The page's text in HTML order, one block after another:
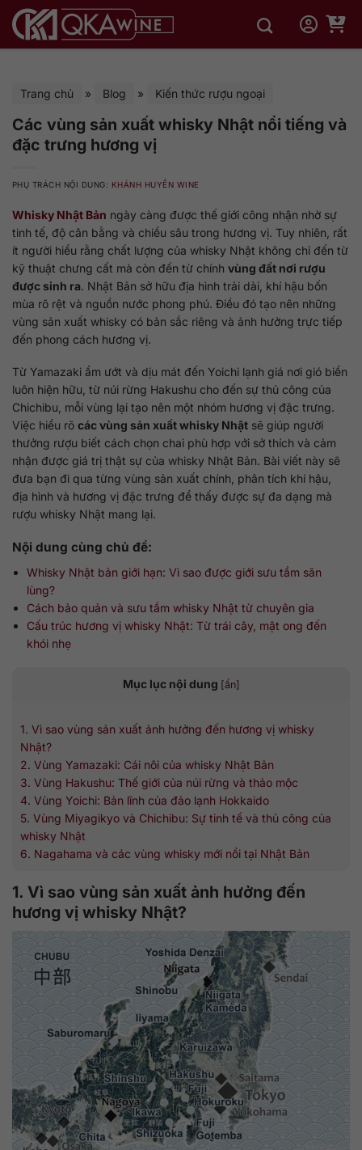
qua
Trang chủ » Blog » Kiến thức rượu ngoại
Các vùng sản xuất whisky Nhật nổi tiếng và
đặc trưng hương vị
PHỤ TRÁCH NỘI DUNG: KHÁNH HUYỀN WINE
Whisky Nhật Bản ngày càng được thế giới công nhận nhờ sự
tinh tế, độ cân bằng và chiều sâu trong hương vị. Tuy nhiên, rất
ít người hiểu rằng chất lượng của whisky Nhật không chỉ đến từ
kỹ thuật chưng cất mà còn đến từ chính vùng đất nơi rượu
được sinh ra. Nhật Bản sở hữu địa hình trải dài, khí hậu bốn
mùa rõ rệt và nguồn nước phong phú. Điều đó tạo nên những
vùng sản xuất whisky có bản sắc riêng và ảnh hưởng trực tiếp
đến phong cách hương vị.
Từ Yamazaki ẩm ướt và dịu mát đến Yoichi lạnh giá nơi gió biển
luôn hiện hữu, từ núi rừng Hakushu cho đến sự thủ công của
Chichibu, mỗi vùng lại tạo nên một nhóm hương vị đặc trưng.
Việc hiểu rõ các vùng sản xuất whisky Nhật sẽ giúp người
thưởng rượu biết cách chọn chai phù hợp với sở thích và cảm
nhận được giá trị thật sự của whisky Nhật Bản. Bài viết này sẽ
đưa bạn đi qua từng vùng sản xuất chính, phân tích khí hậu,
địa hình và hương vị đặc trưng để thấy được sự đa dạng mà
rượu whisky Nhật mang lại.
Nội dung cùng chủ đề:
Whisky Nhật bản giới hạn: Vì sao được giới sưu tầm săn
lùng?
Cách bảo quản và sưu tầm whisky Nhật từ chuyên gia
Cấu trúc hương vị whisky Nhật: Từ trái cây, mật ong đến
khói nhẹ
Mục lục nội dung [ẩn]
1. Vì sao vùng sản xuất ảnh hưởng đến hương vị whisky
Nhật?
2. Vùng Yamazaki: Cái nôi của whisky Nhật Bản
3. Vùng Hakushu: Thế giới của núi rừng và thảo mộc
4. Vùng Yoichi: Bản lĩnh của đảo lạnh Hokkaido
5. Vùng Miyagikyo và Chichibu: Sự tinh tế và thủ công của
whisky Nhật
6. Nagahama và các vùng whisky mới nổi tại Nhật Bản
1. Vì sao vùng sản xuất ảnh hưởng đến
hương vị whisky Nhật?